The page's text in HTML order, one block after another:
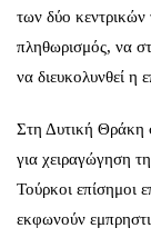
των δύο
πληθωρισμός, να
να διευκολυνθεί η
Στη Δυτική Θράκη
για χειραγώγηση
Τούρκοι επίσημοι
εκφωνούν